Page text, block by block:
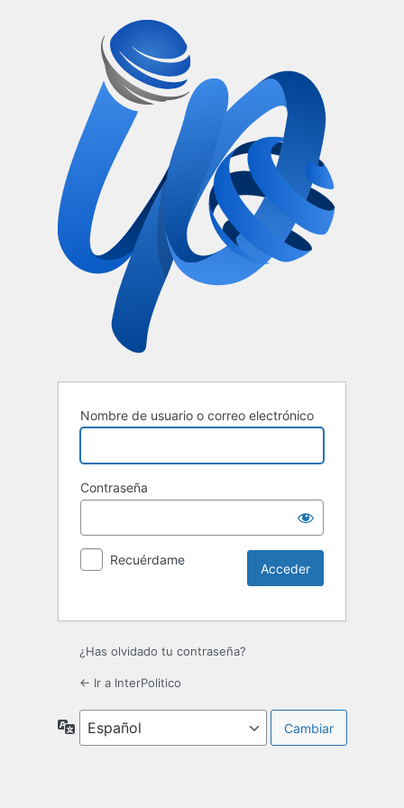
Nombre de usuario o correo electrónico
Contraseña
Recuérdame
¿Has olvidado tu contraseña?
← Ir a InterPolitico
Idioma